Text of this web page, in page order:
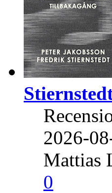
2026-
Mattias
0